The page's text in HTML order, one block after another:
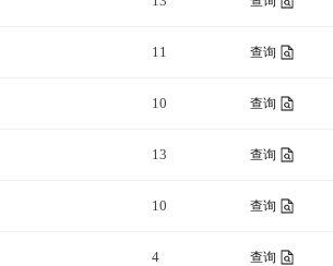
11 查询
10 查询
13 查询
10 查询
4 查询